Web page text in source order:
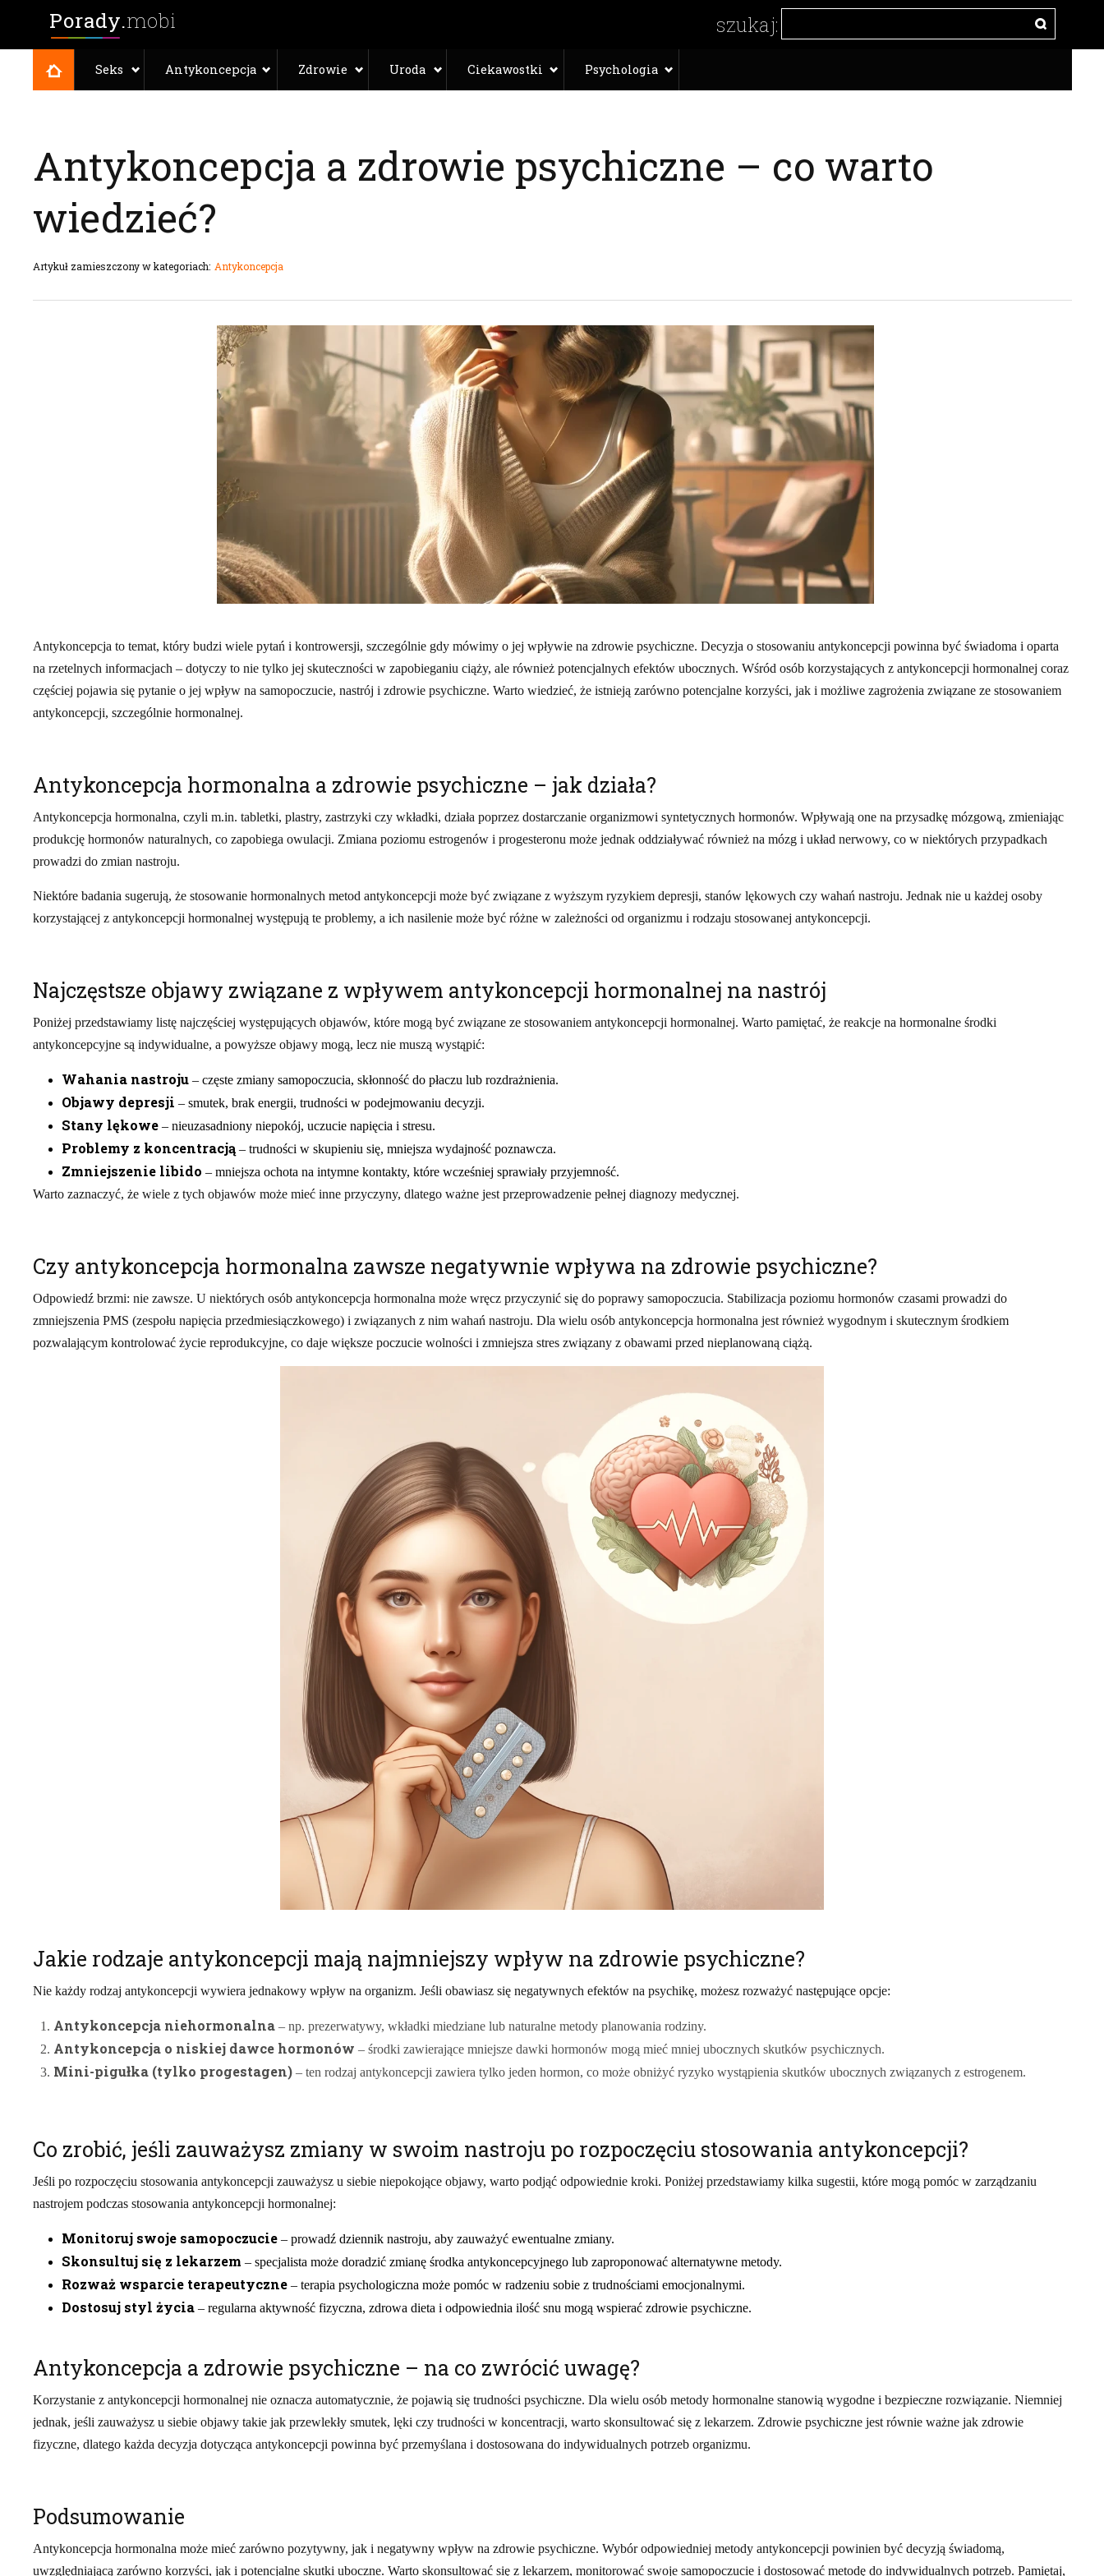
Porady.mobi
Seks Antykoncepcja Zdrowie Uroda Ciekawostki Psychologia
Antykoncepcja a zdrowie psychiczne – co warto
wiedzieć?
Artykuł zamieszczony w kategoriach: Antykoncepcja
Antykoncepcja to temat, który budzi wiele pytań i kontrowersji, szczególnie gdy mówimy o jej wpływie na zdrowie psychiczne. Decyzja o stosowaniu antykoncepcji powinna być świadoma i oparta
na rzetelnych informacjach – dotyczy to nie tylko jej skuteczności w zapobieganiu ciąży, ale również potencjalnych efektów ubocznych. Wśród osób korzystających z antykoncepcji hormonalnej coraz
częściej pojawia się pytanie o jej wpływ na samopoczucie, nastrój i zdrowie psychiczne. Warto wiedzieć, że istnieją zarówno potencjalne korzyści, jak i możliwe zagrożenia związane ze stosowaniem
antykoncepcji, szczególnie hormonalnej.
Antykoncepcja hormonalna a zdrowie psychiczne – jak działa?
Antykoncepcja hormonalna, czyli m.in. tabletki, plastry, zastrzyki czy wkładki, działa poprzez dostarczanie organizmowi syntetycznych hormonów. Wpływają one na przysadkę mózgową, zmieniając
produkcję hormonów naturalnych, co zapobiega owulacji. Zmiana poziomu estrogenów i progesteronu może jednak oddziaływać również na mózg i układ nerwowy, co w niektórych przypadkach
prowadzi do zmian nastroju.
Niektóre badania sugerują, że stosowanie hormonalnych metod antykoncepcji może być związane z wyższym ryzykiem depresji, stanów lękowych czy wahań nastroju. Jednak nie u każdej osoby
korzystającej z antykoncepcji hormonalnej występują te problemy, a ich nasilenie może być różne w zależności od organizmu i rodzaju stosowanej antykoncepcji.
Najczęstsze objawy związane z wpływem antykoncepcji hormonalnej na nastrój
Poniżej przedstawiamy listę najczęściej występujących objawów, które mogą być związane ze stosowaniem antykoncepcji hormonalnej. Warto pamiętać, że reakcje na hormonalne środki
antykoncepcyjne są indywidualne, a powyższe objawy mogą, lecz nie muszą wystąpić:
Wahania nastroju– częste zmiany samopoczucia, skłonność do płaczu lub rozdrażnienia.
Objawy depresji – smutek, brak energii, trudności w podejmowaniu decyzji.
Stany lękowe– nieuzasadniony niepokój, uczucie napięcia i stresu.
Problemy z koncentracją– trudności w skupieniu się, mniejsza wydajność poznawcza.
Zmniejszenie libido – mniejsza ochota na intymne kontakty, które wcześniej sprawiały przyjemność.
Warto zaznaczyć, że wiele z tych objawów może mieć inne przyczyny, dlatego ważne jest przeprowadzenie pełnej diagnozy medycznej.
Czy antykoncepcja hormonalna zawsze negatywnie wpływa na zdrowie psychiczne?
Odpowiedź brzmi: nie zawsze. U niektórych osób antykoncepcja hormonalna może wręcz przyczynić się do poprawy samopoczucia. Stabilizacja poziomu hormonów czasami prowadzi do
zmniejszenia PMS (zespołu napięcia przedmiesiączkowego) i związanych z nim wahań nastroju. Dla wielu osób antykoncepcja hormonalna jest również wygodnym i skutecznym środkiem
pozwalającym kontrolować życie reprodukcyjne, co daje większe poczucie wolności i zmniejsza stres związany z obawami przed nieplanowaną ciążą.
Jakie rodzaje antykoncepcji mają najmniejszy wpływ na zdrowie psychiczne?
Nie każdy rodzaj antykoncepcji wywiera jednakowy wpływ na organizm. Jeśli obawiasz się negatywnych efektów na psychikę, możesz rozważyć następujące opcje:
Antykoncepcja niehormonalna– np. prezerwatywy, wkładki miedziane lub naturalne metody planowania rodziny.
Antykoncepcja o niskiej dawce hormonów – środki zawierające mniejsze dawki hormonów mogą mieć mniej ubocznych skutków psychicznych.
Mini-pigułka (tylko progestagen)– ten rodzaj antykoncepcji zawiera tylko jeden hormon, co może obniżyć ryzyko wystąpienia skutków ubocznych związanych z estrogenem.
Co zrobić, jeśli zauważysz zmiany w swoim nastroju po rozpoczęciu stosowania antykoncepcji?
Jeśli po rozpoczęciu stosowania antykoncepcji zauważysz u siebie niepokojące objawy, warto podjąć odpowiednie kroki. Poniżej przedstawiamy kilka sugestii, które mogą pomóc w zarządzaniu
nastrojem podczas stosowania antykoncepcji hormonalnej:
Monitoruj swoje samopoczucie– prowadź dziennik nastroju, aby zauważyć ewentualne zmiany.
Skonsultuj się z lekarzem – specjalista może doradzić zmianę środka antykoncepcyjnego lub zaproponować alternatywne metody.
Rozważ wsparcie terapeutyczne– terapia psychologiczna może pomóc w radzeniu sobie z trudnościami emocjonalnymi.
Dostosuj styl życia– regularna aktywność fizyczna, zdrowa dieta i odpowiednia ilość snu mogą wspierać zdrowie psychiczne.
Antykoncepcja a zdrowie psychiczne – na co zwrócić uwagę?
Korzystanie z antykoncepcji hormonalnej nie oznacza automatycznie, że pojawią się trudności psychiczne. Dla wielu osób metody hormonalne stanowią wygodne i bezpieczne rozwiązanie. Niemniej
jednak, jeśli zauważysz u siebie objawy takie jak przewlekły smutek, lęki czy trudności w koncentracji, warto skonsultować się z lekarzem. Zdrowie psychiczne jest równie ważne jak zdrowie
fizyczne, dlatego każda decyzja dotycząca antykoncepcji powinna być przemyślana i dostosowana do indywidualnych potrzeb organizmu.
Podsumowanie
Antykoncepcja hormonalna może mieć zarówno pozytywny, jak i negatywny wpływ na zdrowie psychiczne. Wybór odpowiedniej metody antykoncepcji powinien być decyzją świadomą,
uwzględniającą zarówno korzyści, jak i potencjalne skutki uboczne. Warto skonsultować się z lekarzem, monitorować swoje samopoczucie i dostosować metodę do indywidualnych potrzeb. Pamiętaj,